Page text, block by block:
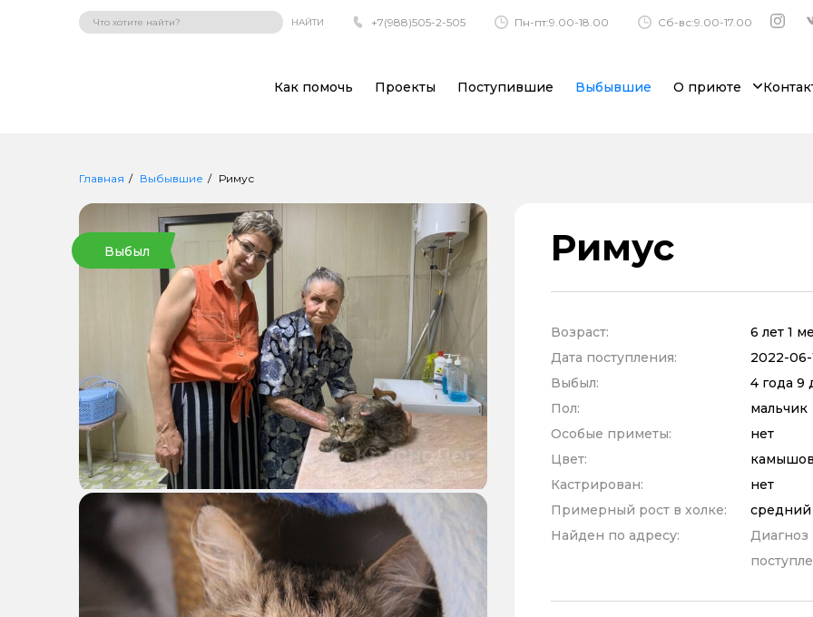
НАЙТИ +7(988)505-2-505 Пн-пт:9.00-18.00 Сб-вс:9.00-17.00
Как помочь Проекты Поступившие Выбывшие О приюте
Главная Выбывшие Римус
Выбыл Римус
Возраст:
6 лет 1
Дата поступления:
2022-06-
Выбыл:
4 года 9
Пол:
мальчик
Особые приметы:
нет
Цвет:
Кастрирован:
нет
Примерный рост в холке:
средний
Найден по адресу:
Диагноз